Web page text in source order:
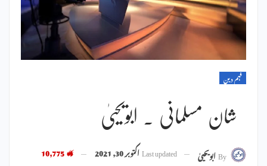
فہم دین
شان مسلمانی ۔ ابویحییٰ
Byابویحییٰ Last updatedاکتوبر 30, 2021